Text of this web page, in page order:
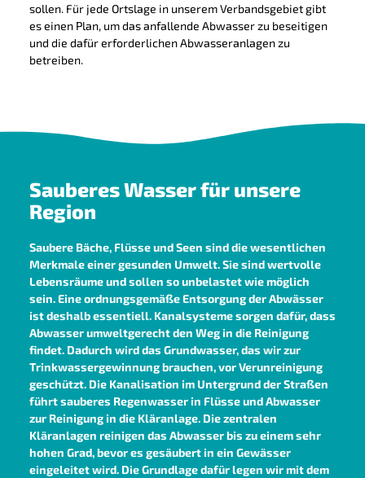
sollen. Für jede Ortslage in unserem Verbandsgebiet gibt
es einen Plan, um das anfallende Abwasser zu beseitigen
und die dafür erforderlichen Abwasseranlagen zu
betreiben.
Sauberes Wasser für unsere
Region
Saubere Bäche, Flüsse und Seen sind die wesentlichen
Merkmale einer gesunden Umwelt. Sie sind wertvolle
Lebensräume und sollen so unbelastet wie möglich
sein. Eine ordnungsgemäße Entsorgung der Abwässer
ist deshalb essentiell. Kanalsysteme sorgen dafür, dass
Abwasser umweltgerecht den Weg in die Reinigung
findet. Dadurch wird das Grundwasser, das wir zur
Trinkwassergewinnung brauchen, vor Verunreinigung
geschützt. Die Kanalisation im Untergrund der Straßen
führt sauberes Regenwasser in Flüsse und Abwasser
zur Reinigung in die Kläranlage. Die zentralen
Kläranlagen reinigen das Abwasser bis zu einem sehr
hohen Grad, bevor es gesäubert in ein Gewässer
eingeleitet wird. Die Grundlage dafür legen wir mit dem